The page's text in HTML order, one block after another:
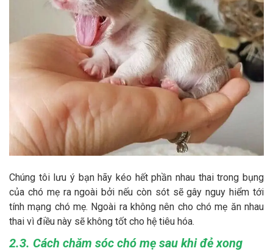
Chúng tôi lưu ý bạn hãy kéo hết phần nhau thai trong bụng
của chó mẹ ra ngoài bởi nếu còn sót sẽ gây nguy hiểm tới
tính mạng chó mẹ. Ngoài ra không nên cho chó mẹ ăn nhau
thai vì điều này sẽ không tốt cho hệ tiêu hóa.
2.3. Cách chăm sóc chó mẹ sau khi đẻ xong